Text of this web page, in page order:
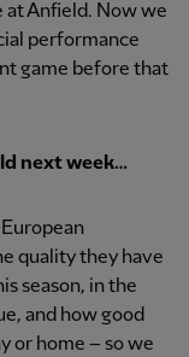
at Anfield. Now we
performance
game before that
next week…
quality they have
season, in the
and how good
or home – so we